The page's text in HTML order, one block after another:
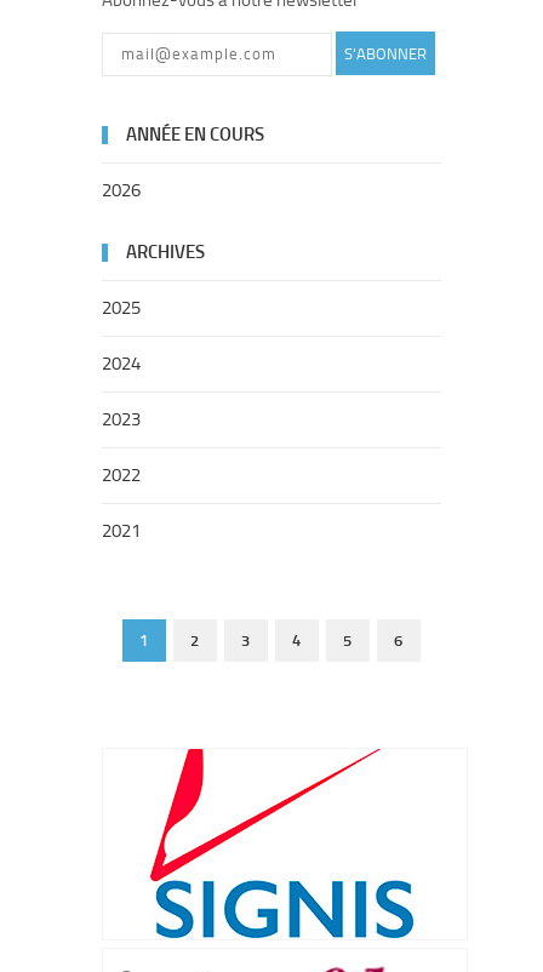
S'ABONNER
ANNÉE EN COURS
2026
ARCHIVES
2025
2024
2023
2022
2021
1 2 3 4 5 6